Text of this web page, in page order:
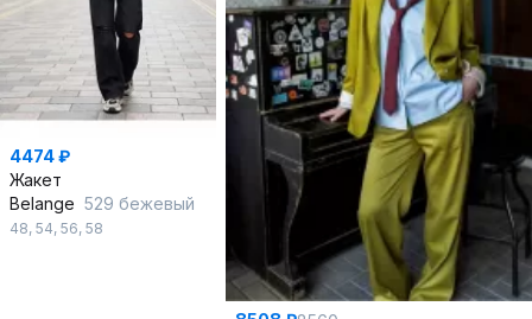
4474 ₽
Жакет
Belange 529 бежевый
48, 54, 56, 58